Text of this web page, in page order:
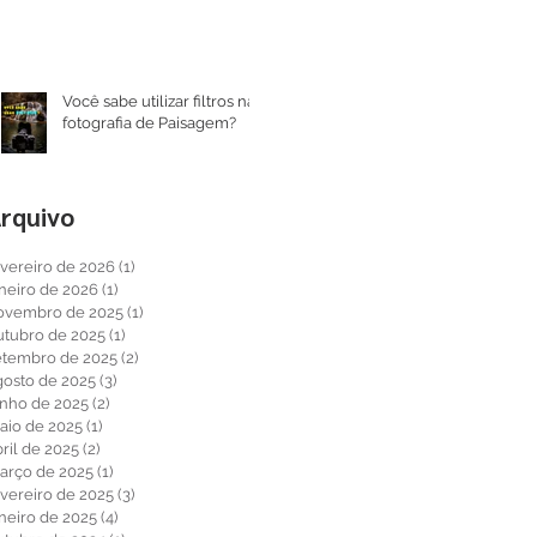
Você sabe utilizar filtros na
fotografia de Paisagem?
de 2026 (1)
de 2026(1)
de 2025(1)
de 2025 (1)
de 2025 (2)
de 2025 (3)
de 2025 (2)
de 2025(1)
de 2025 (2)
de 2025(1)
de 2025 (3)
de 2025(4)